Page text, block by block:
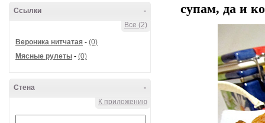
-
Ссылки
Все (2)
Вероника нитчатая - (0)
Мясные рулеты - (0)
-
Стена
К приложению
супам, да и